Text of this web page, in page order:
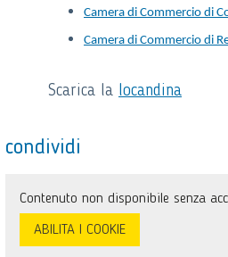
Camera di Commercio di
Camera di Commercio di
Scarica la locandina
condividi
Contenuto non disponibile senza
ABILITA I COOKIE